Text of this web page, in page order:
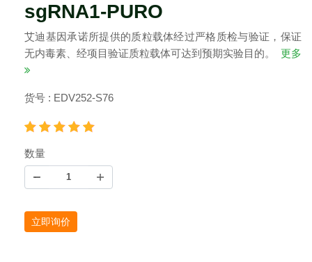
sgRNA1-PURO
艾迪基因承诺所提供的质粒载体经过严格质检与验证，保证
无内毒素、经项目验证质粒载体可达到预期实验目的。
更多
货号 : EDV252-S76
数量
立即询价